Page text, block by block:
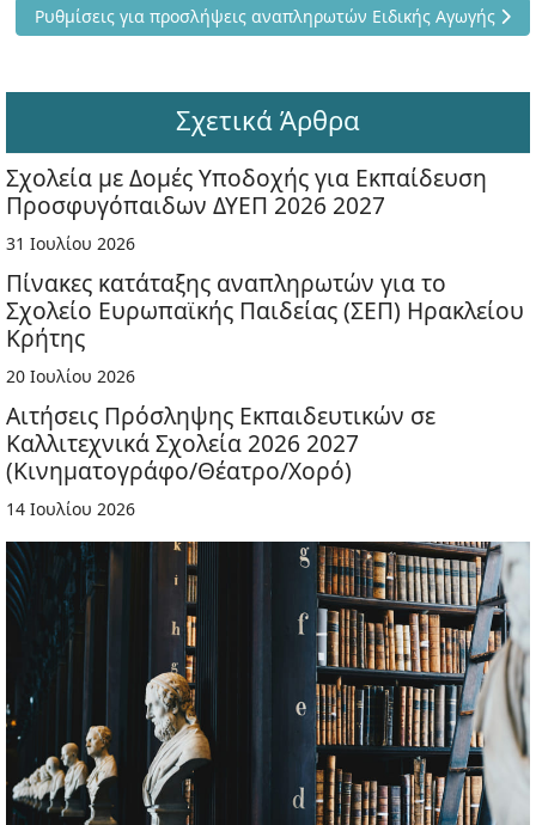
Επόμενο άρθρο: Ρυθμίσεις για προσλήψεις αναπληρωτών
Ρυθμίσεις για προσλήψεις αναπληρωτών Ειδικής Αγωγής
Σχετικά Άρθρα
Σχολεία με Δομές Υποδοχής για Εκπαίδευση
Προσφυγόπαιδων ΔΥΕΠ 2026 2027
31 Ιουλίου 2026
Πίνακες κατάταξης αναπληρωτών για το
Σχολείο Ευρωπαϊκής Παιδείας (ΣΕΠ) Ηρακλείου
Κρήτης
20 Ιουλίου 2026
Αιτήσεις Πρόσληψης Εκπαιδευτικών σε
Καλλιτεχνικά Σχολεία 2026 2027
(Κινηματογράφο/Θέατρο/Χορό)
14 Ιουλίου 2026